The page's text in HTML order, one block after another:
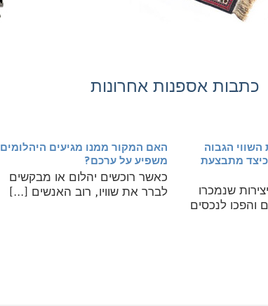
כתבות אספנות אחרונות
הגבוה
מתבצעת
שנמכרו
והפכו לנכסים
האם המקור ממנו מגיעים היהלומים
משפיע על ערכם?
כאשר רוכשים יהלום או מבקשים
לברר את שוויו, רוב האנשים [...]